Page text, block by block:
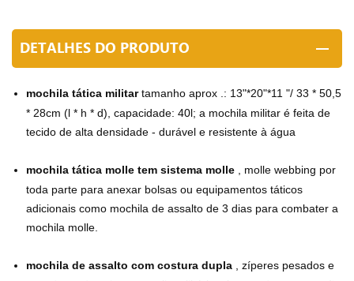
DETALHES DO PRODUTO
mochila tática militartamanho aprox .: 13"*20"*11 "/ 33 * 50,5
* 28cm (l * h * d), capacidade: 40l; a mochila militar é feita de
tecido de alta densidade - durável e resistente à água
mochila tática molle tem sistema molle , molle webbing por
toda parte para anexar bolsas ou equipamentos táticos
adicionais como mochila de assalto de 3 dias para combater a
mochila molle.
mochila de assalto com costura dupla , zíperes pesados ​​e